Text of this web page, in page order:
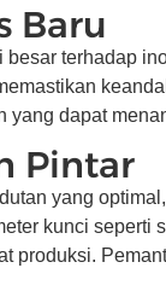
Baru
terhadap
dapat
Pintar
yang
kunci